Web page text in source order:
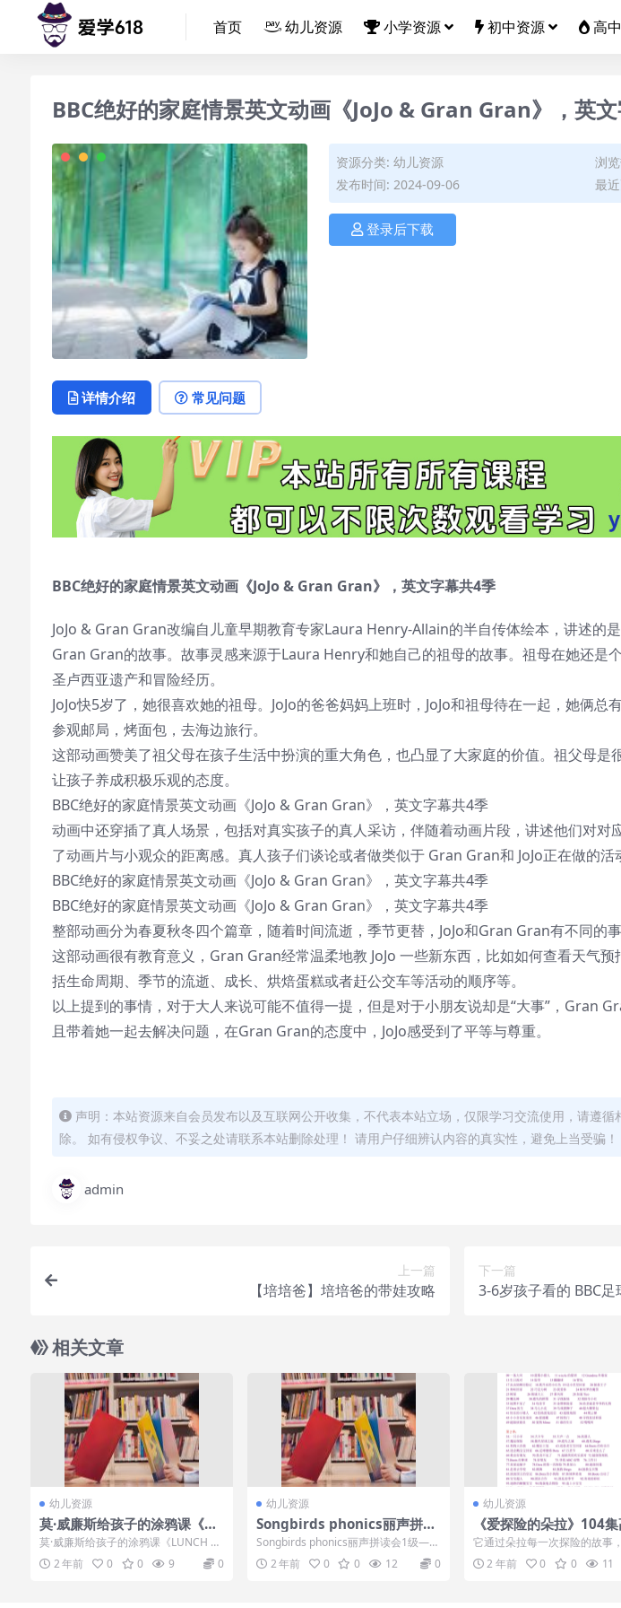
首页 幼儿资源 小学资源 初中资源 高
BBC绝好的家庭情景英文动画《JoJo & Gran Gran》，英
资源分类: 幼儿资源
浏
发布时间: 2024-09-06
最
登录后下载
详情介绍 常见问题
BBC绝好的家庭情景英文动画《JoJo & Gran Gran》，英文字幕共4季
JoJo & Gran Gran改编自儿童早期教育专家Laura Henry-Allain的半自传体绘本，讲述的
Gran Gran的故事。故事灵感来源于Laura Henry和她自己的祖母的故事。祖母在她还是
圣卢西亚遗产和冒险经历。
JoJo快5岁了，她很喜欢她的祖母。JoJo的爸爸妈妈上班时，JoJo和祖母待在一起，她俩总
参观邮局，烤面包，去海边旅行。
这部动画赞美了祖父母在孩子生活中扮演的重大角色，也凸显了大家庭的价值。祖父母是
让孩子养成积极乐观的态度。
BBC绝好的家庭情景英文动画《JoJo & Gran Gran》，英文字幕共4季
动画中还穿插了真人场景，包括对真实孩子的真人采访，伴随着动画片段，讲述他们对对
了动画片与小观众的距离感。真人孩子们谈论或者做类似于 Gran Gran和 JoJo正在做的活
BBC绝好的家庭情景英文动画《JoJo & Gran Gran》，英文字幕共4季
BBC绝好的家庭情景英文动画《JoJo & Gran Gran》，英文字幕共4季
整部动画分为春夏秋冬四个篇章，随着时间流逝，季节更替，JoJo和Gran Gran有不同的事
这部动画很有教育意义，Gran Gran经常温柔地教 JoJo 一些新东西，比如如何查看天气
括生命周期、季节的流逝、成长、烘焙蛋糕或者赶公交车等活动的顺序等。
以上提到的事情，对于大人来说可能不值得一提，但是对于小朋友说却是“大事”，Gran
且带着她一起去解决问题，在Gran Gran的态度中，JoJo感受到了平等与尊重。
声明：本站资源来自会员发布以及互联网公开收集，不代表本站立场，仅限学习交流使用，请遵
除。 如有侵权争议、不妥之处请联系本站删除处理！ 请用户仔细辨认内容的真实性，避免上当受骗！
admin
上一篇
【培培爸】培培爸的带娃攻略
下一篇
3-6岁孩子看的 BBC
相关文章
幼儿资源
莫·威廉斯给孩子的涂鸦课《LU
NCH DOODLES with Mo Wil
lems!》全19集下载
莫·威廉斯给孩子的涂鸦课《LUNCH D
OODLES with Mo Wille...
2 年前 0 0 9 0
幼儿资源
Songbirds phonics丽声拼读
会1级—6级全套+1-4阶段软件
以及MP3
Songbirds phonics丽声拼读会1级—6
级全套+1-4阶段软件以及M...
2 年前 0 0 12 0
幼儿资源
《爱探险的朵拉》104
中文版完整
它通过朵拉每一次探险的故事
观众在生自学成才中有趣实用的
词和词组。朵...
2 年前 0 0 11